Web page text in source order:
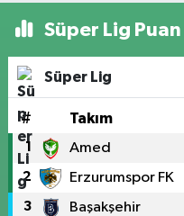
Süper Lig
Süper Lig
# Takım
1 Amed
2 Erzurumspor FK
3 Başakşehir